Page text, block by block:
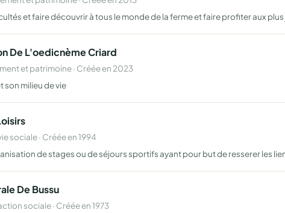
et faire découvrir à tous le monde de la ferme et faire profiter aux
De L'oedicnème Criard
et patrimoine · Créée en 2023
milieu de vie
sociale · Créée en 1994
de stages ou de séjours sportifs ayant pour but de resserer les
De Bussu
sociale · Créée en 1973